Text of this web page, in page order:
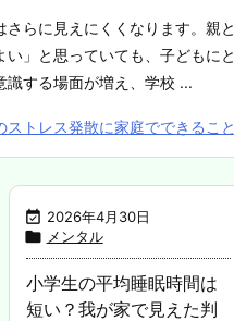
らに見えにくくなります。親と
」と思っていても、子どもにと
識する場面が増え、学校 ...
ストレス発散に家庭でできること
 2026年4月30日
 メンタル
小学生の平均睡眠時間は
短い？我が家で見えた判